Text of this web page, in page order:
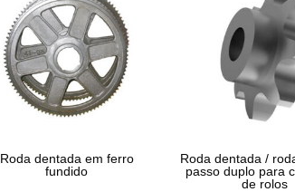
Roda dentada em ferro
fundido
Roda dentada /
passo duplo para
de rolos